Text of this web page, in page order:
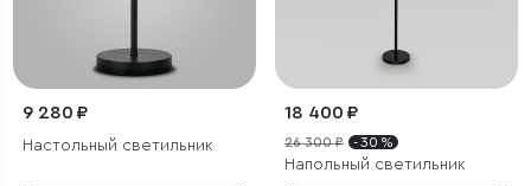
9 280 ₽
Настольный светильник
18 400 ₽
26 300 ₽ - 30 %
Напольный светильник